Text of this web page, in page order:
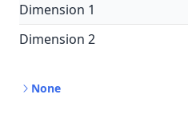
Dimension 1
Dimension 2
None